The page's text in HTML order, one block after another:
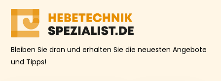
Bleiben Sie dran und erhalten Sie die neuesten Angebote
und Tipps!